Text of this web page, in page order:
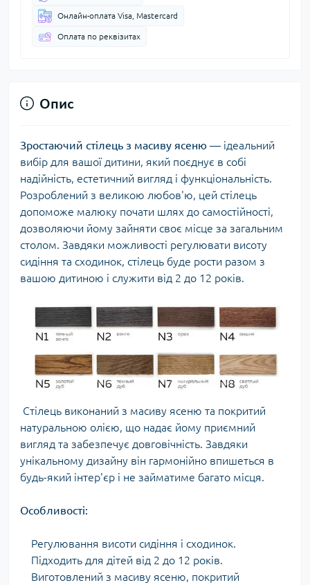
Онлайн-оплата Visa, Mastercard
Оплата по реквізитах
Опис
Зростаючий стілець з масиву ясеню — ідеальний
вибір для вашої дитини, який поєднує в собі
надійність, естетичний вигляд і функціональність.
Розроблений з великою любов'ю, цей стілець
допоможе малюку почати шлях до самостійності,
дозволяючи йому зайняти своє місце за загальним
столом. Завдяки можливості регулювати висоту
сидіння та сходинок, стілець буде рости разом з
вашою дитиною і служити від 2 до 12 років.
Стілець виконаний з масиву ясеню та покритий
натуральною олією, що надає йому приємний
вигляд та забезпечує довговічність. Завдяки
унікальному дизайну він гармонійно впишеться в
будь-який інтер'єр і не займатиме багато місця.
Особливості:
Регулювання висоти сидіння і сходинок.
Підходить для дітей від 2 до 12 років.
Виготовлений з масиву ясеню, покритий